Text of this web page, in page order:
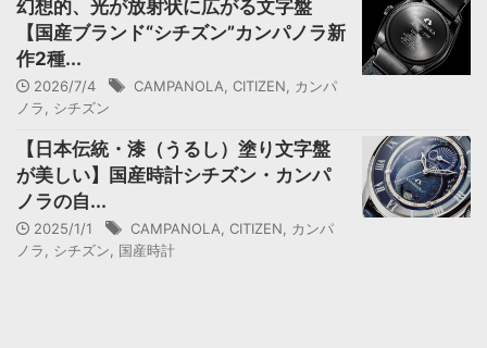
幻想的、光が放射状に広がる文字盤
【国産ブランド“シチズン”カンパノラ新
作2種...
2026/7/4 CAMPANOLA CITIZEN
カンパ
ノラ
シチズン
【日本伝統・漆（うるし）塗り文字盤
が美しい】国産時計シチズン・カンパ
ノラの自...
2025/1/1 CAMPANOLA CITIZEN
カンパ
ノラ
シチズン 国産時計